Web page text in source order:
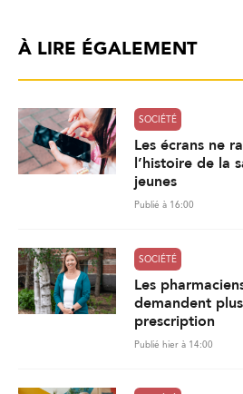
À LIRE ÉGALEMENT
SOCIÉTÉ
Les écrans ne
l’histoire de la
jeunes
Publié à 16:00
SOCIÉTÉ
Les
demandent
prescription
Publié hier à 14:00